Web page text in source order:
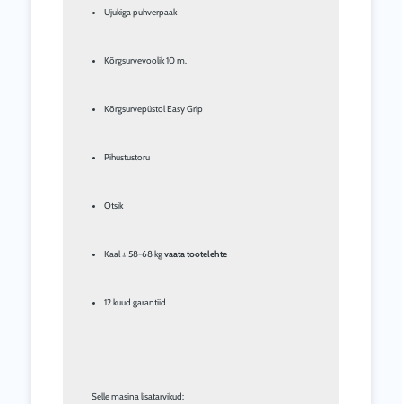
Ujukiga puhverpaak
Kõrgsurvevoolik 10 m.
Kõrgsurvepüstol Easy Grip
Pihustustoru
Otsik
Kaal ± 58-68 kg vaata tootelehte
12 kuud garantiid
Selle masina lisatarvikud: